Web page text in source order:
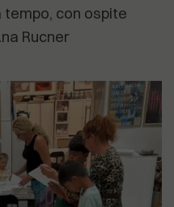
con ospite
Rucner